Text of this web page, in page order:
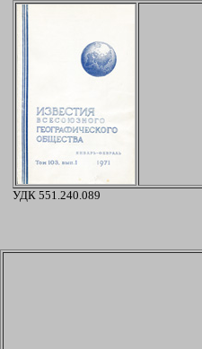
УДК 551.240.089